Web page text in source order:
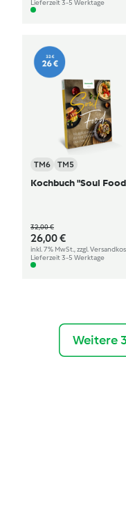
Lieferzeit 3-5 Werktage
TM6 TM5
Kochbuch "Soul
32,00 €
26,00 €
inkl. 7% MwSt., zzgl.
Lieferzeit 3-5 Werktage
Weitere